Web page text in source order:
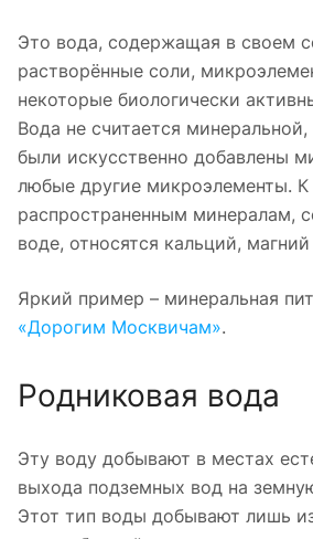
Это вода, содержащая в своем
растворённые соли,
некоторые биологически
Вода не считается
были искусственно добавлены
любые другие микроэлементы. К
распространенным минералам,
воде, относятся кальций,
Яркий пример – минеральная
«Дорогим Москвичам».
Родниковая вода
Эту воду добывают в местах
выхода подземных вод на
Этот тип воды добывают лишь